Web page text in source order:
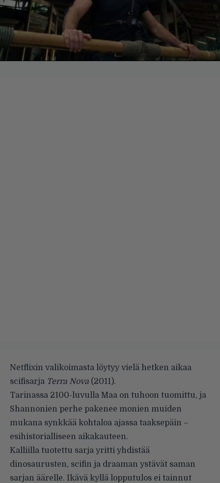
Netflixin valikoimasta löytyy vielä hetken aikaa
scifisarja Terra Nova (2011).
Tarinassa 2100-luvulla Maa on tuhoon tuomittu, ja
Shannonien perhe pakenee monien muiden
mukana synkkää kohtaloa ajassa taaksepäin –
esihistorialliseen aikakauteen.
Kalliilla tuotettu sarja yritti yhdistää
dinosaurusten, scifin ja draaman ystävät saman
sarjan äärelle. Ikävä kyllä lopputulos ei tainnut